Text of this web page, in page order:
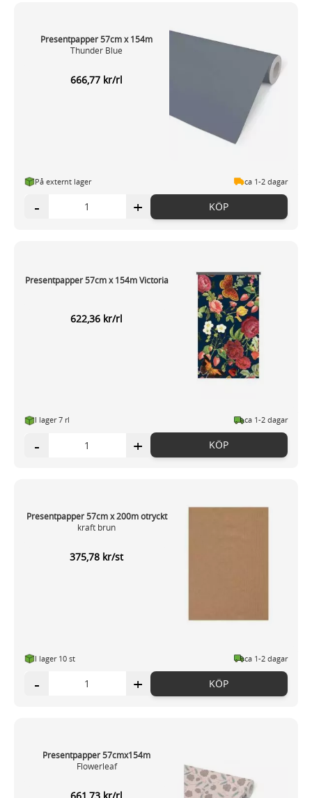
Presentpapper 57cm x 154m
Thunder Blue
666,77 kr/rl
På externt lager ca 1-2 dagar
- + KÖP
Presentpapper 57cm x 154m Victoria
622,36 kr/rl
I lager 7 rl ca 1-2 dagar
- + KÖP
Presentpapper 57cm x 200m otryckt
kraft brun
375,78 kr/st
I lager 10 st ca 1-2 dagar
- + KÖP
Presentpapper 57cmx154m
Flowerleaf